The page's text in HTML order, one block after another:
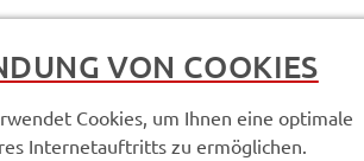
VON COOKIES
Cookies, um Ihnen eine optimale
Internetauftritts zu ermöglichen.